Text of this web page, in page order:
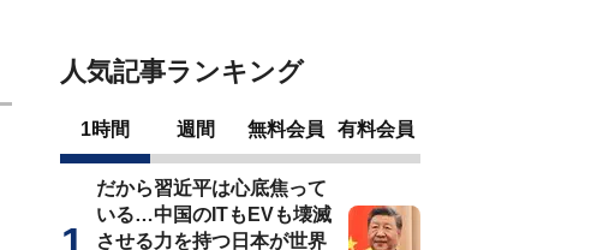
人気記事ランキング
1時間 週間 無料会員 有料会員
だから習近平は心底焦って
いる…中国のITもEVも壊滅
させる力を持つ日本が世界